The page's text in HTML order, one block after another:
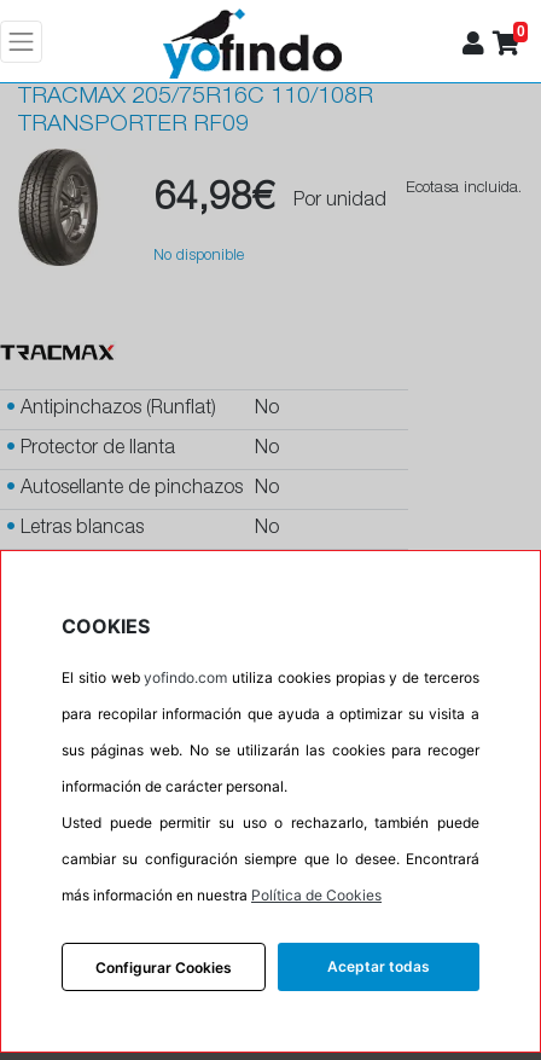
0
TRACMAX 205/75R16C 110/108R
TRANSPORTER RF09
64,98€ Por unidad
Ecotasa incluida.
No disponible
• Antipinchazos (Runflat) No
• Protector de llanta No
• Autosellante de pinchazos No
• Letras blancas No
No
Calidad BUDGET
INFORMACIÓN
COOKIES
El sitio webyofindo.com utiliza cookies propias y de terceros
para recopilar información que ayuda a optimizar su visita a
sus páginas web. No se utilizarán las cookies para recoger
información de carácter personal.
Usted puede permitir su uso o rechazarlo, también puede
cambiar su configuración siempre que lo desee. Encontrará
más información en nuestra Política de Cookies
Configurar Cookies Aceptar todas